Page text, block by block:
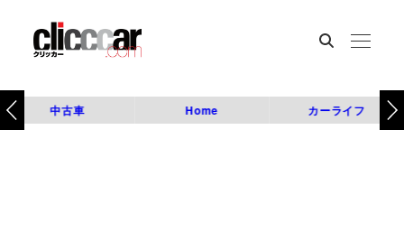
中古車 Home カーライフ